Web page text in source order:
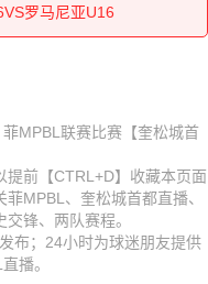
比利时U16
U16VS黑山U16
港龙
拉脱维亚U16
希腊U16
比利时U16
奥地利U16
U16VS黑山U16
MPBL联赛比赛【奎松城首
前【CTRL+D】收藏本页面
MPBL、奎松城首都直播、
锋、两队赛程。
布；24小时为球迷朋友提供
播。